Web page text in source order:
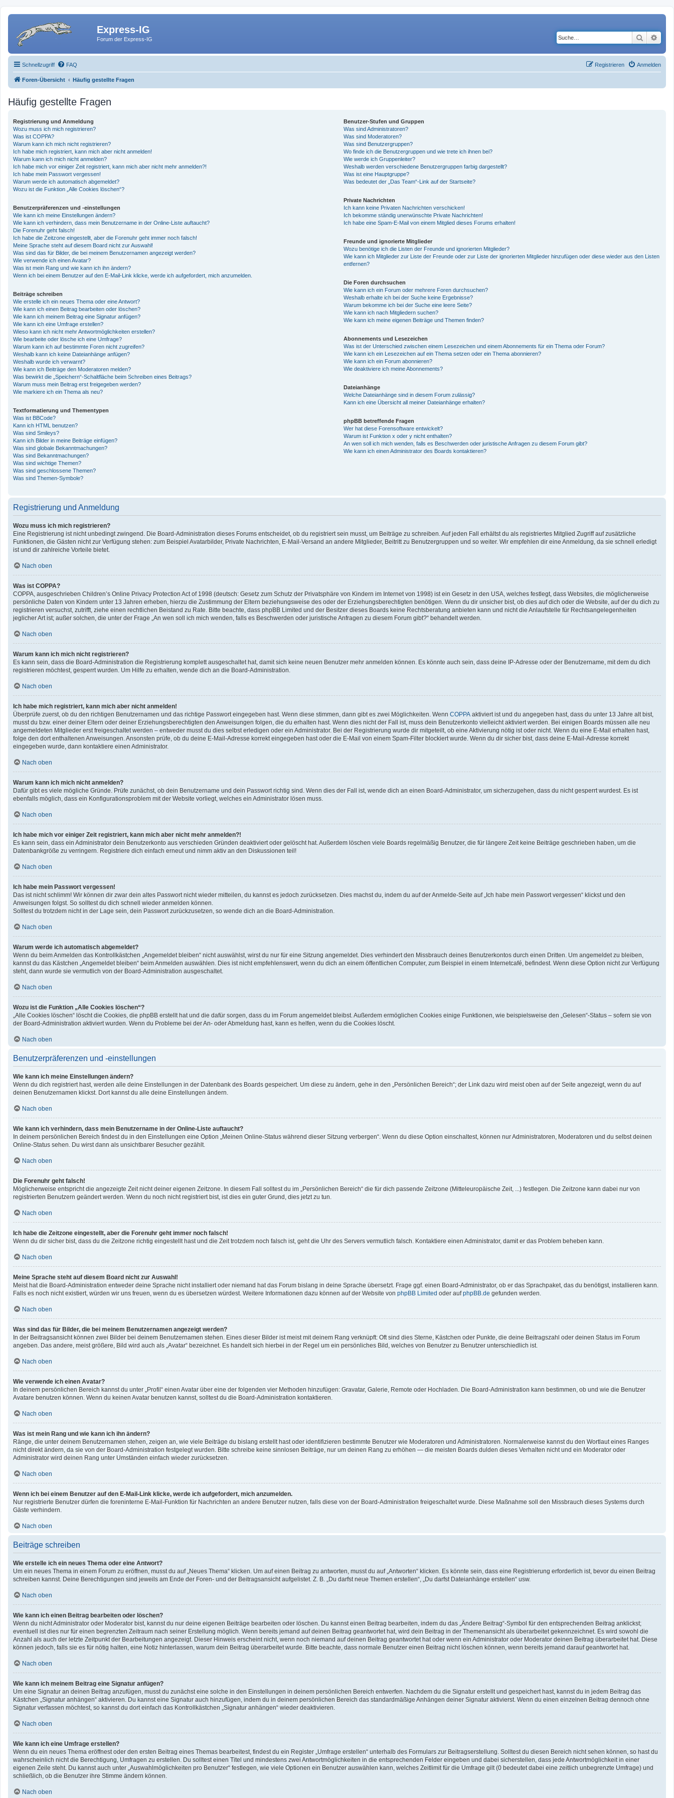
Express-IG
Forum der Express-IG Suche
Schnellzugriff FAQ Anmelden
Registrieren
Foren-Übersicht Häufig gestellte Fragen
Häufig gestellte Fragen
Registrierung und Anmeldung
Wozu muss ich mich registrieren?
Was ist COPPA?
Warum kann ich mich nicht registrieren?
Ich habe mich registriert, kann mich aber nicht anmelden!
Warum kann ich mich nicht anmelden?
Ich habe mich vor einiger Zeit registriert, kann mich aber nicht mehr anmelden?!
Ich habe mein Passwort vergessen!
Warum werde ich automatisch abgemeldet?
Wozu ist die Funktion „Alle Cookies löschen“?
Benutzerpräferenzen und -einstellungen
Wie kann ich meine Einstellungen ändern?
Wie kann ich verhindern, dass mein Benutzername in der Online-Liste auftaucht?
Die Forenuhr geht falsch!
Ich habe die Zeitzone eingestellt, aber die Forenuhr geht immer noch falsch!
Meine Sprache steht auf diesem Board nicht zur Auswahl!
Was sind das für Bilder, die bei meinem Benutzernamen angezeigt werden?
Wie verwende ich einen Avatar?
Was ist mein Rang und wie kann ich ihn ändern?
Wenn ich bei einem Benutzer auf den E-Mail-Link klicke, werde ich aufgefordert, mich anzumelden.
Beiträge schreiben
Wie erstelle ich ein neues Thema oder eine Antwort?
Wie kann ich einen Beitrag bearbeiten oder löschen?
Wie kann ich meinem Beitrag eine Signatur anfügen?
Wie kann ich eine Umfrage erstellen?
Wieso kann ich nicht mehr Antwortmöglichkeiten erstellen?
Wie bearbeite oder lösche ich eine Umfrage?
Warum kann ich auf bestimmte Foren nicht zugreifen?
Weshalb kann ich keine Dateianhänge anfügen?
Weshalb wurde ich verwarnt?
Wie kann ich Beiträge den Moderatoren melden?
Was bewirkt die „Speichern“-Schaltfläche beim Schreiben eines Beitrags?
Warum muss mein Beitrag erst freigegeben werden?
Wie markiere ich ein Thema als neu?
Textformatierung und Thementypen
Was ist BBCode?
Kann ich HTML benutzen?
Was sind Smileys?
Kann ich Bilder in meine Beiträge einfügen?
Was sind globale Bekanntmachungen?
Was sind Bekanntmachungen?
Was sind wichtige Themen?
Was sind geschlossene Themen?
Was sind Themen-Symbole?
Benutzer-Stufen und Gruppen
Was sind Administratoren?
Was sind Moderatoren?
Was sind Benutzergruppen?
Wo finde ich die Benutzergruppen und wie trete ich ihnen bei?
Wie werde ich Gruppenleiter?
Weshalb werden verschiedene Benutzergruppen farbig dargestellt?
Was ist eine Hauptgruppe?
Was bedeutet der „Das Team“-Link auf der Startseite?
Private Nachrichten
Ich kann keine Privaten Nachrichten verschicken!
Ich bekomme ständig unerwünschte Private Nachrichten!
Ich habe eine Spam-E-Mail von einem Mitglied dieses Forums erhalten!
Freunde und ignorierte Mitglieder
Wozu benötige ich die Listen der Freunde und ignorierten Mitglieder?
Wie kann ich Mitglieder zur Liste der Freunde oder zur Liste der ignorierten Mitglieder hinzufügen oder diese wieder aus den Listen
entfernen?
Die Foren durchsuchen
Wie kann ich ein Forum oder mehrere Foren durchsuchen?
Weshalb erhalte ich bei der Suche keine Ergebnisse?
Warum bekomme ich bei der Suche eine leere Seite?
Wie kann ich nach Mitgliedern suchen?
Wie kann ich meine eigenen Beiträge und Themen finden?
Abonnements und Lesezeichen
Was ist der Unterschied zwischen einem Lesezeichen und einem Abonnements für ein Thema oder Forum?
Wie kann ich ein Lesezeichen auf ein Thema setzen oder ein Thema abonnieren?
Wie kann ich ein Forum abonnieren?
Wie deaktiviere ich meine Abonnements?
Dateianhänge
Welche Dateianhänge sind in diesem Forum zulässig?
Kann ich eine Übersicht all meiner Dateianhänge erhalten?
phpBB betreffende Fragen
Wer hat diese Forensoftware entwickelt?
Warum ist Funktion x oder y nicht enthalten?
An wen soll ich mich wenden, falls es Beschwerden oder juristische Anfragen zu diesem Forum gibt?
Wie kann ich einen Administrator des Boards kontaktieren?
Registrierung und Anmeldung
Wozu muss ich mich registrieren?
Eine Registrierung ist nicht unbedingt zwingend. Die Board-Administration dieses Forums entscheidet, ob du registriert sein musst, um Beiträge zu schreiben. Auf jeden Fall erhältst du als registriertes Mitglied Zugriff auf zusätzliche
Funktionen, die Gästen nicht zur Verfügung stehen: zum Beispiel Avatarbilder, Private Nachrichten, E-Mail-Versand an andere Mitglieder, Beitritt zu Benutzergruppen und so weiter. Wir empfehlen dir eine Anmeldung, da sie schnell erledigt
ist und dir zahlreiche Vorteile bietet.
Nach oben
Was ist COPPA?
COPPA, ausgeschrieben Children’s Online Privacy Protection Act of 1998 (deutsch: Gesetz zum Schutz der Privatsphäre von Kindern im Internet von 1998) ist ein Gesetz in den USA, welches festlegt, dass Websites, die möglicherweise
persönliche Daten von Kindern unter 13 Jahren erheben, hierzu die Zustimmung der Eltern beziehungsweise des oder der Erziehungsberechtigten benötigen. Wenn du dir unsicher bist, ob dies auf dich oder die Website, auf der du dich zu
registrieren versuchst, zutrifft, ziehe einen rechtlichen Beistand zu Rate. Bitte beachte, dass phpBB Limited und der Besitzer dieses Boards keine Rechtsberatung anbieten kann und nicht die Anlaufstelle für Rechtsangelegenheiten
jeglicher Art ist; außer solchen, die unter der Frage „An wen soll ich mich wenden, falls es Beschwerden oder juristische Anfragen zu diesem Forum gibt?“ behandelt werden.
Nach oben
Warum kann ich mich nicht registrieren?
Es kann sein, dass die Board-Administration die Registrierung komplett ausgeschaltet hat, damit sich keine neuen Benutzer mehr anmelden können. Es könnte auch sein, dass deine IP-Adresse oder der Benutzername, mit dem du dich
registrieren möchtest, gesperrt wurden. Um Hilfe zu erhalten, wende dich an die Board-Administration.
Nach oben
Ich habe mich registriert, kann mich aber nicht anmelden!
Überprüfe zuerst, ob du den richtigen Benutzernamen und das richtige Passwort eingegeben hast. Wenn diese stimmen, dann gibt es zwei Möglichkeiten. Wenn COPPA aktiviert ist und du angegeben hast, dass du unter 13 Jahre alt bist,
musst du bzw. einer deiner Eltern oder deiner Erziehungsberechtigten den Anweisungen folgen, die du erhalten hast. Wenn dies nicht der Fall ist, muss dein Benutzerkonto vielleicht aktiviert werden. Bei einigen Boards müssen alle neu
angemeldeten Mitglieder erst freigeschaltet werden – entweder musst du dies selbst erledigen oder ein Administrator. Bei der Registrierung wurde dir mitgeteilt, ob eine Aktivierung nötig ist oder nicht. Wenn du eine E-Mail erhalten hast,
folge den dort enthaltenen Anweisungen. Ansonsten prüfe, ob du deine E-Mail-Adresse korrekt eingegeben hast oder die E-Mail von einem Spam-Filter blockiert wurde. Wenn du dir sicher bist, dass deine E-Mail-Adresse korrekt
eingegeben wurde, dann kontaktiere einen Administrator.
Nach oben
Warum kann ich mich nicht anmelden?
Dafür gibt es viele mögliche Gründe. Prüfe zunächst, ob dein Benutzername und dein Passwort richtig sind. Wenn dies der Fall ist, wende dich an einen Board-Administrator, um sicherzugehen, dass du nicht gesperrt wurdest. Es ist
ebenfalls möglich, dass ein Konfigurationsproblem mit der Website vorliegt, welches ein Administrator lösen muss.
Nach oben
Ich habe mich vor einiger Zeit registriert, kann mich aber nicht mehr anmelden?!
Es kann sein, dass ein Administrator dein Benutzerkonto aus verschieden Gründen deaktiviert oder gelöscht hat. Außerdem löschen viele Boards regelmäßig Benutzer, die für längere Zeit keine Beiträge geschrieben haben, um die
Datenbankgröße zu verringern. Registriere dich einfach erneut und nimm aktiv an den Diskussionen teil!
Nach oben
Ich habe mein Passwort vergessen!
Das ist nicht schlimm! Wir können dir zwar dein altes Passwort nicht wieder mitteilen, du kannst es jedoch zurücksetzen. Dies machst du, indem du auf der Anmelde-Seite auf „Ich habe mein Passwort vergessen“ klickst und den
Anweisungen folgst. So solltest du dich schnell wieder anmelden können.
Solltest du trotzdem nicht in der Lage sein, dein Passwort zurückzusetzen, so wende dich an die Board-Administration.
Nach oben
Warum werde ich automatisch abgemeldet?
Wenn du beim Anmelden das Kontrollkästchen „Angemeldet bleiben“ nicht auswählst, wirst du nur für eine Sitzung angemeldet. Dies verhindert den Missbrauch deines Benutzerkontos durch einen Dritten. Um angemeldet zu bleiben,
kannst du das Kästchen „Angemeldet bleiben“ beim Anmelden auswählen. Dies ist nicht empfehlenswert, wenn du dich an einem öffentlichen Computer, zum Beispiel in einem Internetcafé, befindest. Wenn diese Option nicht zur Verfügung
steht, dann wurde sie vermutlich von der Board-Administration ausgeschaltet.
Nach oben
Wozu ist die Funktion „Alle Cookies löschen“?
„Alle Cookies löschen“ löscht die Cookies, die phpBB erstellt hat und die dafür sorgen, dass du im Forum angemeldet bleibst. Außerdem ermöglichen Cookies einige Funktionen, wie beispielsweise den „Gelesen“-Status – sofern sie von
der Board-Administration aktiviert wurden. Wenn du Probleme bei der An- oder Abmeldung hast, kann es helfen, wenn du die Cookies löscht.
Nach oben
Benutzerpräferenzen und -einstellungen
Wie kann ich meine Einstellungen ändern?
Wenn du dich registriert hast, werden alle deine Einstellungen in der Datenbank des Boards gespeichert. Um diese zu ändern, gehe in den „Persönlichen Bereich“; der Link dazu wird meist oben auf der Seite angezeigt, wenn du auf
deinen Benutzernamen klickst. Dort kannst du alle deine Einstellungen ändern.
Nach oben
Wie kann ich verhindern, dass mein Benutzername in der Online-Liste auftaucht?
In deinem persönlichen Bereich findest du in den Einstellungen eine Option „Meinen Online-Status während dieser Sitzung verbergen“. Wenn du diese Option einschaltest, können nur Administratoren, Moderatoren und du selbst deinen
Online-Status sehen. Du wirst dann als unsichtbarer Besucher gezählt.
Nach oben
Die Forenuhr geht falsch!
Möglicherweise entspricht die angezeigte Zeit nicht deiner eigenen Zeitzone. In diesem Fall solltest du im „Persönlichen Bereich“ die für dich passende Zeitzone (Mitteleuropäische Zeit, ...) festlegen. Die Zeitzone kann dabei nur von
registrierten Benutzern geändert werden. Wenn du noch nicht registriert bist, ist dies ein guter Grund, dies jetzt zu tun.
Nach oben
Ich habe die Zeitzone eingestellt, aber die Forenuhr geht immer noch falsch!
Wenn du dir sicher bist, dass du die Zeitzone richtig eingestellt hast und die Zeit trotzdem noch falsch ist, geht die Uhr des Servers vermutlich falsch. Kontaktiere einen Administrator, damit er das Problem beheben kann.
Nach oben
Meine Sprache steht auf diesem Board nicht zur Auswahl!
Meist hat die Board-Administration entweder deine Sprache nicht installiert oder niemand hat das Forum bislang in deine Sprache übersetzt. Frage ggf. einen Board-Administrator, ob er das Sprachpaket, das du benötigst, installieren kann.
Falls es noch nicht existiert, würden wir uns freuen, wenn du es übersetzen würdest. Weitere Informationen dazu können auf der Website von phpBB Limited oder aufphpBB.de gefunden werden.
Nach oben
Was sind das für Bilder, die bei meinem Benutzernamen angezeigt werden?
In der Beitragsansicht können zwei Bilder bei deinem Benutzernamen stehen. Eines dieser Bilder ist meist mit deinem Rang verknüpft: Oft sind dies Sterne, Kästchen oder Punkte, die deine Beitragszahl oder deinen Status im Forum
angeben. Das andere, meist größere, Bild wird auch als „Avatar“ bezeichnet. Es handelt sich hierbei in der Regel um ein persönliches Bild, welches von Benutzer zu Benutzer unterschiedlich ist.
Nach oben
Wie verwende ich einen Avatar?
In deinem persönlichen Bereich kannst du unter „Profil“ einen Avatar über eine der folgenden vier Methoden hinzufügen: Gravatar, Galerie, Remote oder Hochladen. Die Board-Administration kann bestimmen, ob und wie die Benutzer
Avatare benutzen können. Wenn du keinen Avatar benutzen kannst, solltest du die Board-Administration kontaktieren.
Nach oben
Was ist mein Rang und wie kann ich ihn ändern?
Ränge, die unter deinem Benutzernamen stehen, zeigen an, wie viele Beiträge du bislang erstellt hast oder identifizieren bestimmte Benutzer wie Moderatoren und Administratoren. Normalerweise kannst du den Wortlaut eines Ranges
nicht direkt ändern, da sie von der Board-Administration festgelegt wurden. Bitte schreibe keine sinnlosen Beiträge, nur um deinen Rang zu erhöhen — die meisten Boards dulden dieses Verhalten nicht und ein Moderator oder
Administrator wird deinen Rang unter Umständen einfach wieder zurücksetzen.
Nach oben
Wenn ich bei einem Benutzer auf den E-Mail-Link klicke, werde ich aufgefordert, mich anzumelden.
Nur registrierte Benutzer dürfen die foreninterne E-Mail-Funktion für Nachrichten an andere Benutzer nutzen, falls diese von der Board-Administration freigeschaltet wurde. Diese Maßnahme soll den Missbrauch dieses Systems durch
Gäste verhindern.
Nach oben
Beiträge schreiben
Wie erstelle ich ein neues Thema oder eine Antwort?
Um ein neues Thema in einem Forum zu eröffnen, musst du auf „Neues Thema“ klicken. Um auf einen Beitrag zu antworten, musst du auf „Antworten“ klicken. Es könnte sein, dass eine Registrierung erforderlich ist, bevor du einen Beitrag
schreiben kannst. Deine Berechtigungen sind jeweils am Ende der Foren- und der Beitragsansicht aufgelistet. Z. B. „Du darfst neue Themen erstellen“, „Du darfst Dateianhänge erstellen“ usw.
Nach oben
Wie kann ich einen Beitrag bearbeiten oder löschen?
Wenn du nicht Administrator oder Moderator bist, kannst du nur deine eigenen Beiträge bearbeiten oder löschen. Du kannst einen Beitrag bearbeiten, indem du das „Ändere Beitrag“-Symbol für den entsprechenden Beitrag anklickst;
eventuell ist dies nur für einen begrenzten Zeitraum nach seiner Erstellung möglich. Wenn bereits jemand auf deinen Beitrag geantwortet hat, wird dein Beitrag in der Themenansicht als überarbeitet gekennzeichnet. Es wird sowohl die
Anzahl als auch der letzte Zeitpunkt der Bearbeitungen angezeigt. Dieser Hinweis erscheint nicht, wenn noch niemand auf deinen Beitrag geantwortet hat oder wenn ein Administrator oder Moderator deinen Beitrag überarbeitet hat. Diese
können jedoch, falls sie es für nötig halten, eine Notiz hinterlassen, warum dein Beitrag überarbeitet wurde. Bitte beachte, dass normale Benutzer einen Beitrag nicht löschen können, wenn bereits jemand darauf geantwortet hat.
Nach oben
Wie kann ich meinem Beitrag eine Signatur anfügen?
Um eine Signatur an deinen Beitrag anzufügen, musst du zunächst eine solche in den Einstellungen in deinem persönlichen Bereich entwerfen. Nachdem du die Signatur erstellt und gespeichert hast, kannst du in jedem Beitrag das
Kästchen „Signatur anhängen“ aktivieren. Du kannst eine Signatur auch hinzufügen, indem du in deinem persönlichen Bereich das standardmäßige Anhängen deiner Signatur aktivierst. Wenn du einen einzelnen Beitrag dennoch ohne
Signatur verfassen möchtest, so kannst du dort einfach das Kontrollkästchen „Signatur anhängen“ wieder deaktivieren.
Nach oben
Wie kann ich eine Umfrage erstellen?
Wenn du ein neues Thema eröffnest oder den ersten Beitrag eines Themas bearbeitest, findest du ein Register „Umfrage erstellen“ unterhalb des Formulars zur Beitragserstellung. Solltest du diesen Bereich nicht sehen können, so hast du
wahrscheinlich nicht die Berechtigung, Umfragen zu erstellen. Du solltest einen Titel und mindestens zwei Antwortmöglichkeiten in die entsprechenden Felder eingeben und dabei sicherstellen, dass jede Antwortmöglichkeit in einer
eigenen Zeile steht. Du kannst auch unter „Auswahlmöglichkeiten pro Benutzer“ festlegen, wie viele Optionen ein Benutzer auswählen kann, welches Zeitlimit für die Umfrage gilt (0 bedeutet dabei eine zeitlich unbegrenzte Umfrage) und
schließlich, ob die Benutzer ihre Stimme ändern können.
Nach oben